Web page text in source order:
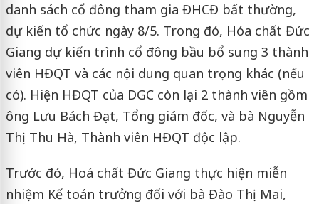
danh sách cổ đông tham gia ĐHCĐ bất thường,
dự kiến tổ chức ngày 8/5. Trong đó, Hóa chất Đức
Giang dự kiến trình cổ đông bầu bổ sung 3 thành
viên HĐQT và các nội dung quan trọng khác (nếu
có). Hiện HĐQT của DGC còn lại 2 thành viên gồm
ông Lưu Bách Đạt, Tổng giám đốc, và bà Nguyễn
Thị Thu Hà, Thành viên HĐQT độc lập.
Trước đó, Hoá chất Đức Giang thực hiện miễn
nhiệm Kế toán trưởng đối với bà Đào Thị Mai,